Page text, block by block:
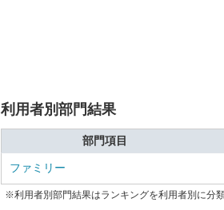
利用者別部門結果
部門項目
ファミリー
※利用者別部門結果はランキングを利用者別に分類